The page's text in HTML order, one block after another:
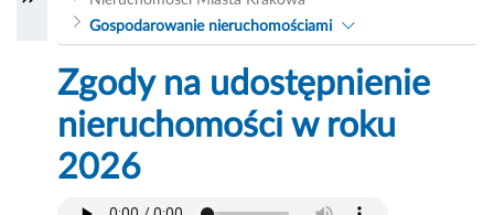
Gospodarowanie nieruchomościami
Zgody na udostępnienie
nieruchomości w roku
2026